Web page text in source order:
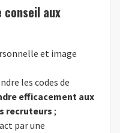
conseil aux
et image
les codes de
efficacement aux
recruteurs ;
par une